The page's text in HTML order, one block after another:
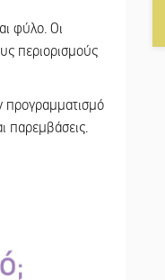
φύλο. Οι
περιορισμούς
προγραμματισμό
παρεμβάσεις.